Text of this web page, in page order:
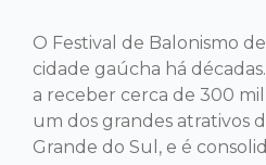
O Festival de Balonismo
cidade gaúcha há
a receber cerca de 300
um dos grandes atrativos
Grande do Sul, e é